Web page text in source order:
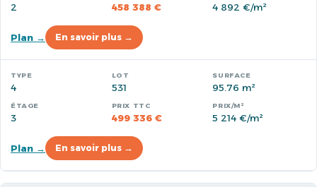
2 458 388 € 4 892 €/m²
Plan → En savoir plus →
4 531 95.76 m²
3 499 336 € 5 214 €/m²
Plan → En savoir plus →